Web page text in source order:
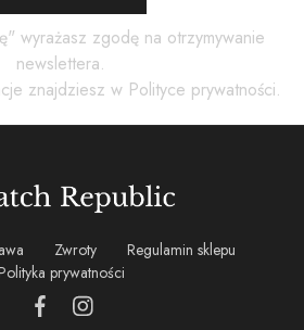
wyrażasz zgodę na otrzymywanie
newslettera.
znajdziesz w Polityce prywatności.
Zwroty
Regulamin sklepu
prywatności